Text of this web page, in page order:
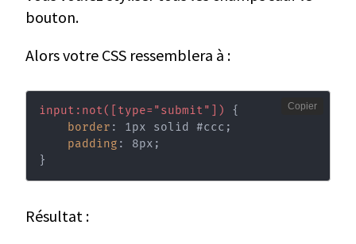
bouton.
Alors votre CSS ressemblera à :
input:not([type="submit"])
{
border : 1px solid #ccc ;
padding : 8px ;
}
Copier
Résultat :